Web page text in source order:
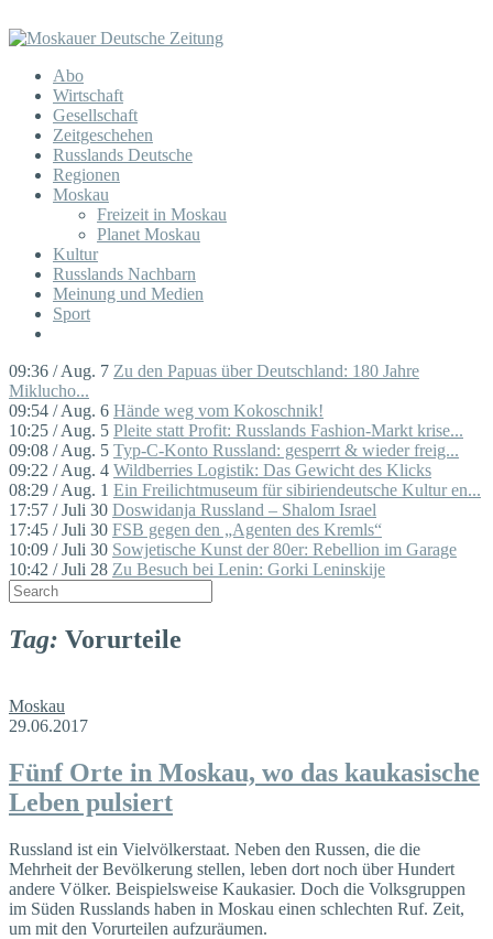
Abo
Wirtschaft
Gesellschaft
Zeitgeschehen
Russlands Deutsche
Regionen
Moskau
Freizeit in Moskau
Planet Moskau
Kultur
Russlands Nachbarn
Meinung und Medien
Sport
09:36 / Aug. 7 Zu den Papuas über Deutschland: 180 Jahre
Miklucho...
09:54 / Aug. 6 Hände weg vom Kokoschnik!
10:25 / Aug. 5 Pleite statt Profit: Russlands Fashion-Markt krise...
09:08 / Aug. 5 Typ-C-Konto Russland: gesperrt & wieder freig...
09:22 / Aug. 4 Wildberries Logistik: Das Gewicht des Klicks
08:29 / Aug. 1 Ein Freilichtmuseum für sibiriendeutsche Kultur en...
17:57 / Juli 30 Doswidanja Russland – Shalom Israel
17:45 / Juli 30 FSB gegen den „Agenten des Kremls“
10:09 / Juli 30 Sowjetische Kunst der 80er: Rebellion im Garage
10:42 / Juli 28 Zu Besuch bei Lenin: Gorki Leninskije
Tag: Vorurteile
Moskau
29.06.2017
Fünf Orte in Moskau, wo das kaukasische
Leben pulsiert
Russland ist ein Vielvölkerstaat. Neben den Russen, die die
Mehrheit der Bevölkerung stellen, leben dort noch über Hundert
andere Völker. Beispielsweise Kaukasier. Doch die Volksgruppen
im Süden Russlands haben in Moskau einen schlechten Ruf. Zeit,
um mit den Vorurteilen aufzuräumen.